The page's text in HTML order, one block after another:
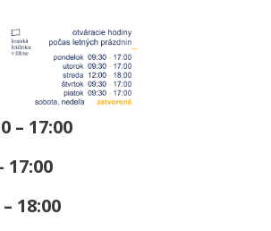
– 17:00
17:00
18:00